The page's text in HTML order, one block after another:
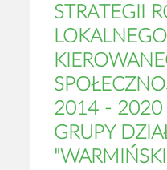
STRATEGII
LOKALNEGO
2014 - 2020
GRUPY